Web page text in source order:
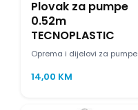
Plovak za pumpe
0.52m
TECNOPLASTIC
Oprema i dijelovi za pumpe
14,00 KM